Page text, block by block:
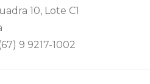
10, Lote C1
9 9217-1002